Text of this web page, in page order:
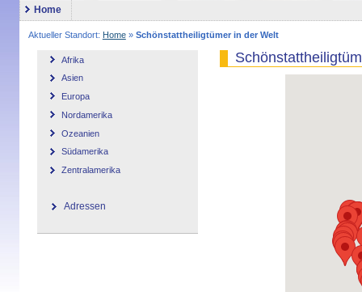
Home
Aktueller Standort: Home» Schönstattheiligtümer in der Welt
Afrika
Asien
Europa
Nordamerika
Ozeanien
Südamerika
Zentralamerika
Adressen